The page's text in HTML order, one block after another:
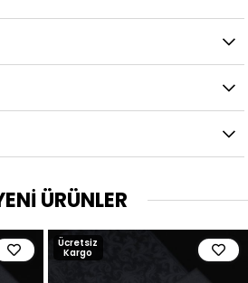
ÜRÜNLER
Ücretsiz
Kargo